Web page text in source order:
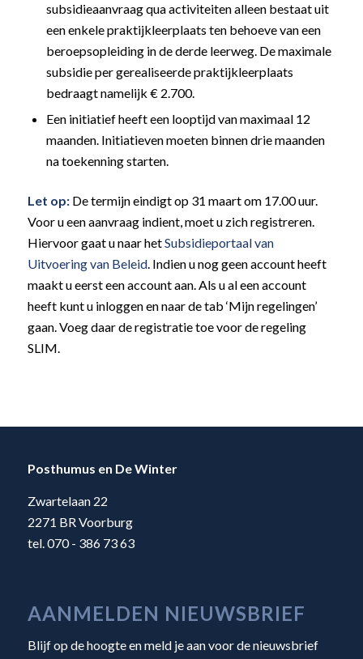
subsidieaanvraag qua activiteiten alleen bestaat uit
een enkele praktijkleerplaats ten behoeve van een
beroepsopleiding in de derde leerweg. De maximale
subsidie per gerealiseerde praktijkleerplaats
bedraagt namelijk € 2.700.
Een initiatief heeft een looptijd van maximaal 12
maanden. Initiatieven moeten binnen drie maanden
na toekenning starten.
Let op:De termijn eindigt op 31 maart om 17.00 uur.
Voor u een aanvraag indient, moet u zich registreren.
Hiervoor gaat u naar hetSubsidieportaal van
Uitvoering van Beleid. Indien u nog geen account heeft
maakt u eerst een account aan. Als u al een account
heeft kunt u inloggen en naar de tab ‘Mijn regelingen’
gaan. Voeg daar de registratie toe voor de regeling
SLIM.
Posthumus en De Winter
Zwartelaan 22
2271 BR Voorburg
tel. 070 - 386 73 63
AANMELDEN NIEUWSBRIEF
Blijf op de hoogte en meld je aan voor de nieuwsbrief